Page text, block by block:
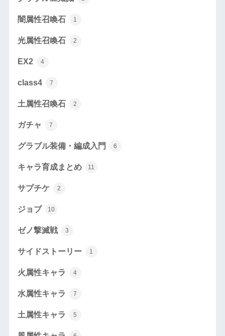
闇属性召喚石 1
光属性召喚石 2
EX2 4
class4 7
土属性召喚石 2
ガチャ 7
グラブル装備・編成入門 6
キャラ育成まとめ 11
サプチケ 2
ジョブ 10
ゼノ撃滅戦 3
サイドストーリー 1
火属性キャラ 4
水属性キャラ 7
土属性キャラ 5